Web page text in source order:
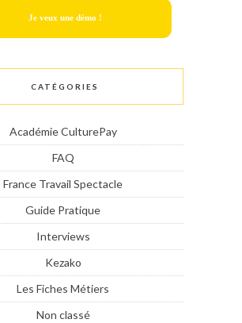
Je veux une démo !
CATÉGORIES
Académie CulturePay
FAQ
France Travail Spectacle
Guide Pratique
Interviews
Kezako
Les Fiches Métiers
Non classé